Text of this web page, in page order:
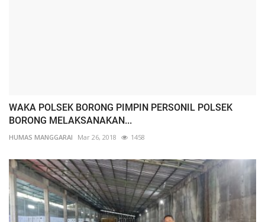
WAKA POLSEK BORONG PIMPIN PERSONIL POLSEK
BORONG MELAKSANAKAN...
HUMAS MANGGARAI Mar 26, 2018 1458